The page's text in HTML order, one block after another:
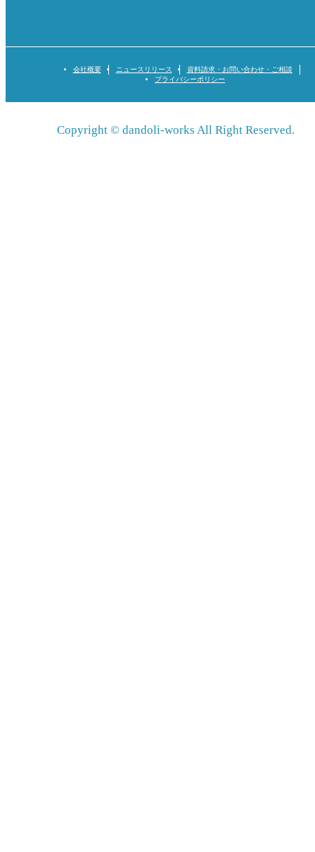
会社概要 ニュースリリース
資料請求・お問い合わせ・ご相談
プライバシーポリシー
Copyright © dandoli-works All Right Reserved.